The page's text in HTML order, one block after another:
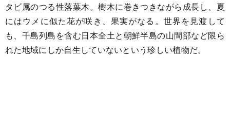
タビ属のつる性落葉木。樹木に巻きつきながら成長し、夏
にはウメに似た花が咲き、果実がなる。世界を見渡して
も、千島列島を含む日本全土と朝鮮半島の山間部など限ら
れた地域にしか自生していないという珍しい植物だ。